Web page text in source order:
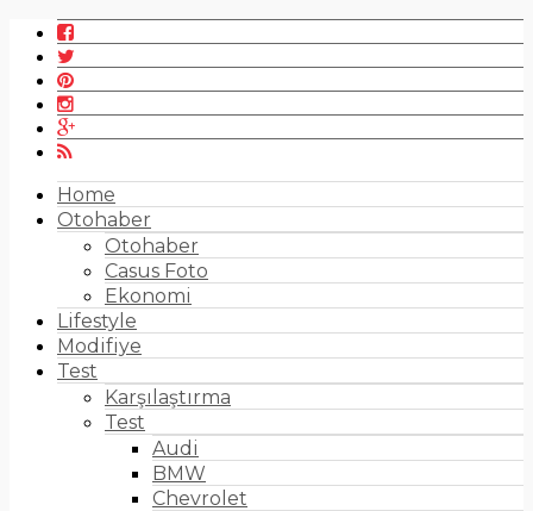
Home
Otohaber
Otohaber
Casus Foto
Ekonomi
Lifestyle
Modifiye
Test
Karşılaştırma
Test
Audi
BMW
Chevrolet